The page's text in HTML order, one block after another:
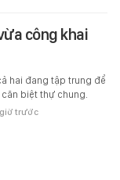
công khai
hai đang tập trung để
biệt thự chung.
giờ trước